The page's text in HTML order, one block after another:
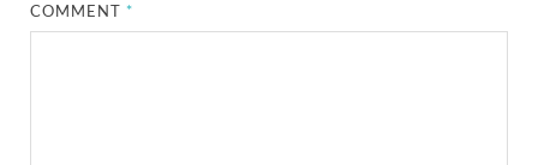
COMMENT*